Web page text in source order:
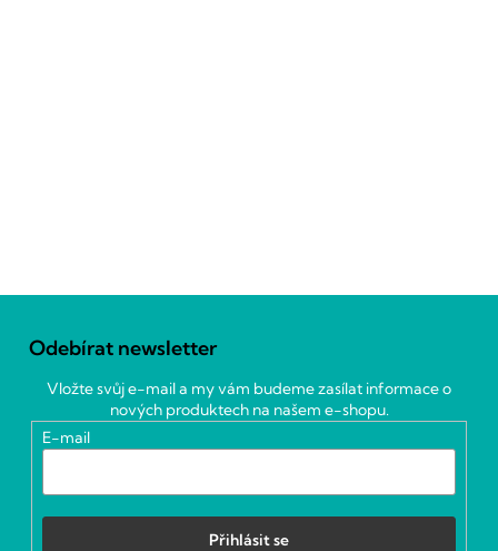
Odebírat newsletter
Vložte svůj e-mail a my vám budeme zasílat informace o
nových produktech na našem e-shopu.
E-mail
Přihlásit se